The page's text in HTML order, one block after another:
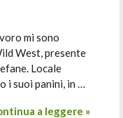
mi sono
West, presente
Locale
i suoi panini, in …
a leggere »